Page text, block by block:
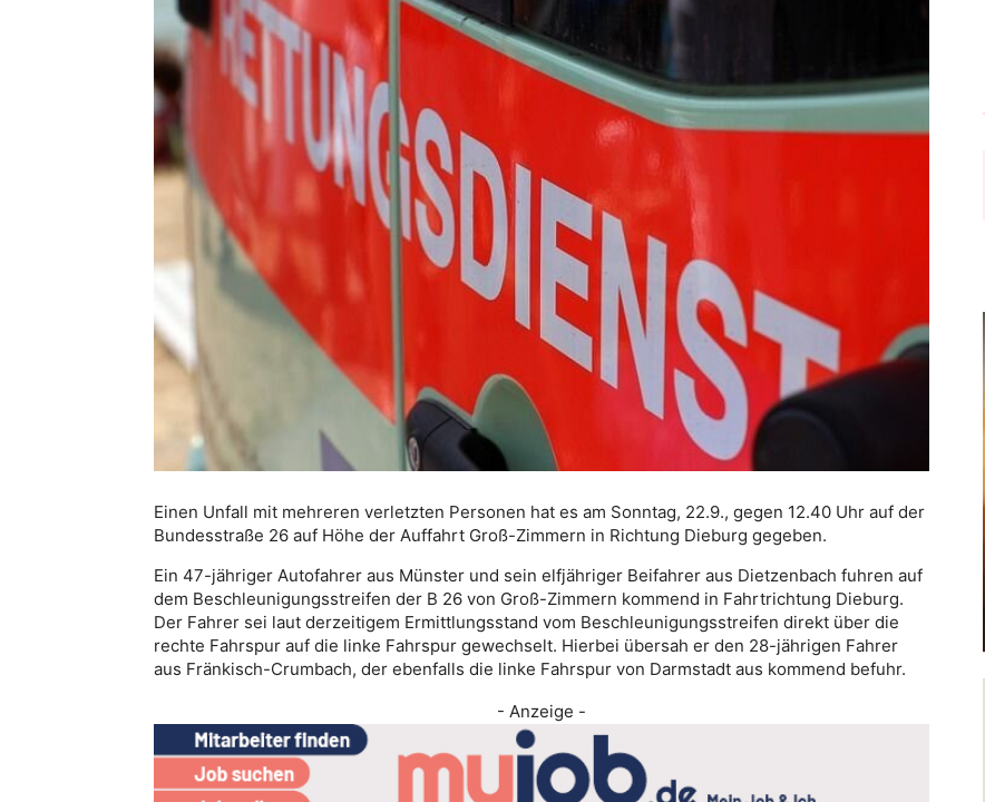
Einen Unfall mit mehreren verletzten Personen hat es am Sonntag, 22.9., gegen 12.40 Uhr auf der
Bundesstraße 26 auf Höhe der Auffahrt Groß-Zimmern in Richtung Dieburg gegeben.
Ein 47-jähriger Autofahrer aus Münster und sein elfjähriger Beifahrer aus Dietzenbach fuhren auf
dem Beschleunigungsstreifen der B 26 von Groß-Zimmern kommend in Fahrtrichtung Dieburg.
Der Fahrer sei laut derzeitigem Ermittlungsstand vom Beschleunigungsstreifen direkt über die
rechte Fahrspur auf die linke Fahrspur gewechselt. Hierbei übersah er den 28-jährigen Fahrer
aus Fränkisch-Crumbach, der ebenfalls die linke Fahrspur von Darmstadt aus kommend befuhr.
- Anzeige -